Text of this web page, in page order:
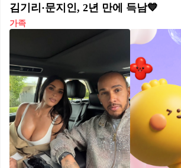
김기리·문지인, 2년 만에 득남💙
가족